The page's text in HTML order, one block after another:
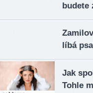
budete
líbá
Jak
Tohle